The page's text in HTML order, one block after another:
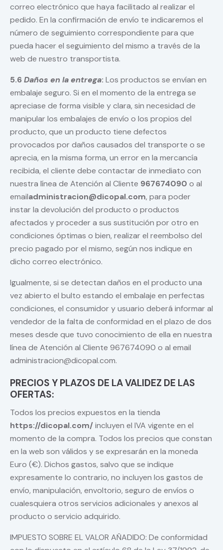
correo electrónico que haya facilitado al realizar el
pedido. En la confirmación de envío te indicaremos el
número de seguimiento correspondiente para que
pueda hacer el seguimiento del mismo a través de la
web de nuestro transportista.
5.6 Daños en la entrega: Los productos se envían en
embalaje seguro. Si en el momento de la entrega se
apreciase de forma visible y clara, sin necesidad de
manipular los embalajes de envío o los propios del
producto, que un producto tiene defectos
provocados por daños causados del transporte o se
aprecia, en la misma forma, un error en la mercancía
recibida, el cliente debe contactar de inmediato con
nuestra línea de Atención al Cliente 967674090 o al
emailadministracion@dicopal.com, para poder
instar la devolución del producto o productos
afectados y proceder a sus sustitución por otro en
condiciones óptimas o bien, realizar el reembolso del
precio pagado por el mismo, según nos indique en
dicho correo electrónico.
Igualmente, si se detectan daños en el producto una
vez abierto el bulto estando el embalaje en perfectas
condiciones, el consumidor y usuario deberá informar al
vendedor de la falta de conformidad en el plazo de dos
meses desde que tuvo conocimiento de ella en nuestra
línea de Atención al Cliente 967674090 o al email
administracion@dicopal.com.
PRECIOS Y PLAZOS DE LA VALIDEZ DE LAS
OFERTAS:
Todos los precios expuestos en la tienda
https://dicopal.com/incluyen el IVA vigente en el
momento de la compra. Todos los precios que constan
en la web son válidos y se expresarán en la moneda
Euro (€). Dichos gastos, salvo que se indique
expresamente lo contrario, no incluyen los gastos de
envío, manipulación, envoltorio, seguro de envíos o
cualesquiera otros servicios adicionales y anexos al
producto o servicio adquirido.
IMPUESTO SOBRE EL VALOR AÑADIDO: De conformidad